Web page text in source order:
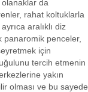
olanaklar da
rahat koltuklarla
aralıklı diz
panaromik penceler,
için
tercih etmenin
yakın
olması ve bu sayede